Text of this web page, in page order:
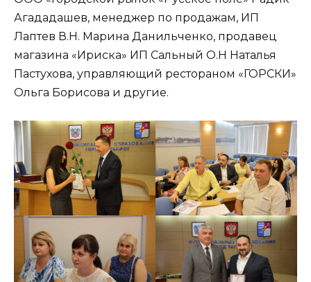
Агададашев, менеджер по продажам, ИП
Лаптев В.Н. Марина Данильченко, продавец
магазина «Ириска» ИП Сальный О.Н Наталья
Пастухова, управляющий рестораном «ГОРСКИ»
Ольга Борисова и другие.